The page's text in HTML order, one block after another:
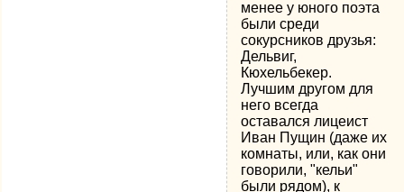
менее у юного поэта
были среди
сокурсников друзья:
Дельвиг,
Кюхельбекер.
Лучшим другом для
него всегда
оставался лицеист
Иван Пущин (даже их
комнаты, или, как они
говорили, "кельи"
были рядом), к